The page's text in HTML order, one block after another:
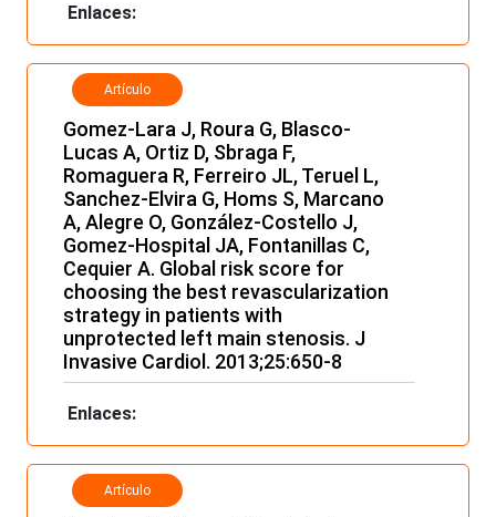
Enlaces:
Artículo
Gomez-Lara J, Roura G, Blasco-
Lucas A, Ortiz D, Sbraga F,
Romaguera R, Ferreiro JL, Teruel L,
Sanchez-Elvira G, Homs S, Marcano
A, Alegre O, González-Costello J,
Gomez-Hospital JA, Fontanillas C,
Cequier A. Global risk score for
choosing the best revascularization
strategy in patients with
unprotected left main stenosis. J
Invasive Cardiol. 2013;25:650-8
Enlaces:
Artículo